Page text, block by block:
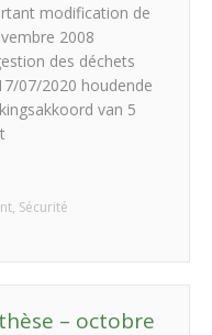
modification de
2008
des déchets
07/2020 houdende
van 5
, Sécurité
– octobre